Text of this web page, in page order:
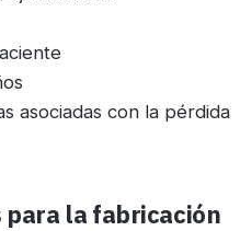
asociadas con la pérdida
la fabricación